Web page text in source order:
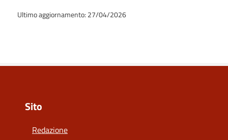
Ultimo aggiornamento: 27/04/2026
Sito
Redazione